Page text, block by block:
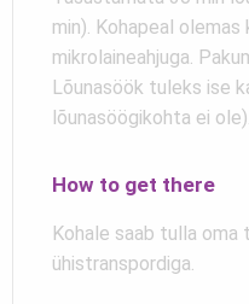
min). Kohapeal olemas
mikrolaineahjuga.
Lõunasöök tuleks ise
lõunasöögikohta ei ole).
How to get there
Kohale saab tulla oma
ühistranspordiga.